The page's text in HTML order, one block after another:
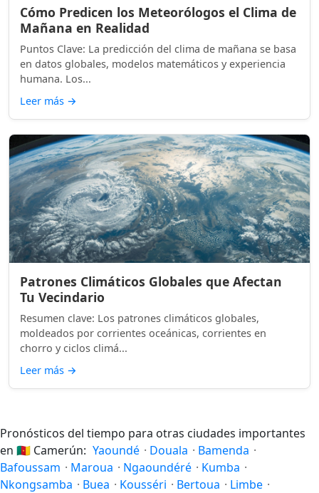
Cómo Predicen los Meteorólogos el Clima de
Mañana en Realidad
Puntos Clave: La predicción del clima de mañana se basa
en datos globales, modelos matemáticos y experiencia
humana. Los...
Leer más →
Patrones Climáticos Globales que Afectan
Tu Vecindario
Resumen clave: Los patrones climáticos globales,
moldeados por corrientes oceánicas, corrientes en
chorro y ciclos climá...
Leer más →
Pronósticos del tiempo para otras ciudades importantes
en 🇨🇲 Camerún: Yaoundé · Douala · Bamenda ·
Bafoussam · Maroua · Ngaoundéré · Kumba ·
Nkongsamba · Buea · Kousséri · Bertoua · Limbe ·